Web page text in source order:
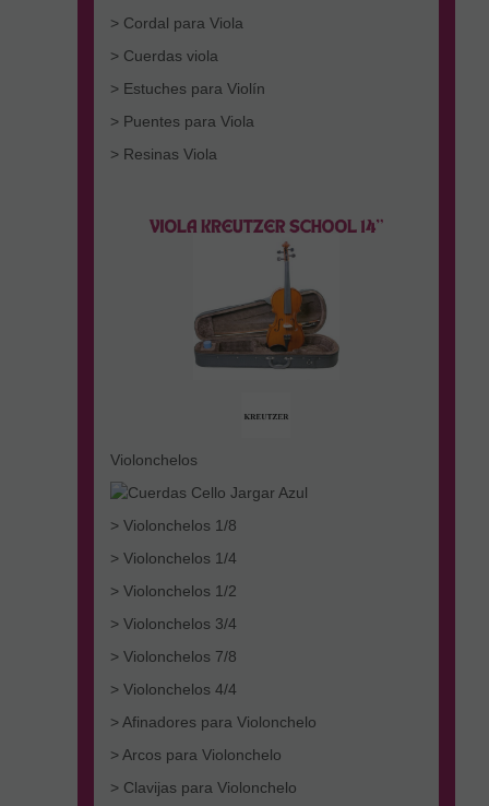
> Cordal para Viola
> Cuerdas viola
> Estuches para Violín
> Puentes para Viola
> Resinas Viola
Violonchelos
> Violonchelos 1/8
> Violonchelos 1/4
> Violonchelos 1/2
> Violonchelos 3/4
> Violonchelos 7/8
> Violonchelos 4/4
> Afinadores para Violonchelo
> Arcos para Violonchelo
> Clavijas para Violonchelo